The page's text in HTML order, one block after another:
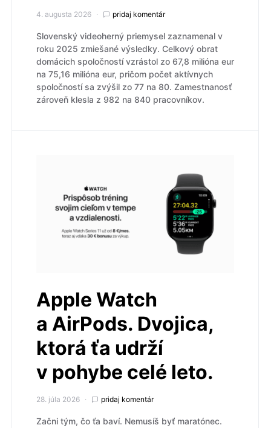
4. augusta 2026 pridaj komentár
Slovenský videoherný priemysel zaznamenal v
roku 2025 zmiešané výsledky. Celkový obrat
domácich spoločností vzrástol zo 67,8 milióna eur
na 75,16 milióna eur, pričom počet aktívnych
spoločností sa zvýšil zo 77 na 80. Zamestnanosť
zároveň klesla z 982 na 840 pracovníkov.
Apple Watch
a AirPods. Dvojica,
ktorá ťa udrží
v pohybe celé leto.
28. júla 2026 pridaj komentár
Začni tým, čo ťa baví. Nemusíš byť maratónec.